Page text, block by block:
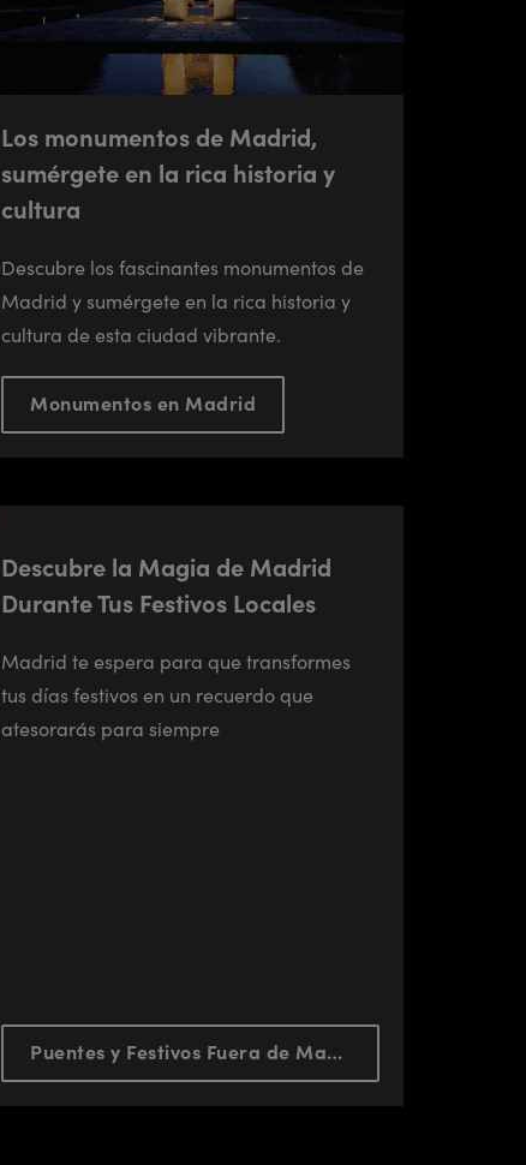
Los monumentos de Madrid,
sumérgete en la rica historia y
cultura
Descubre los fascinantes monumentos de
Madrid y sumérgete en la rica historia y
cultura de esta ciudad vibrante.
Monumentos en Madrid
Descubre la Magia de Madrid
Durante Tus Festivos Locales
Madrid te espera para que transformes
tus días festivos en un recuerdo que
atesorarás para siempre
Puentes y Festivos Fuera de Madrid